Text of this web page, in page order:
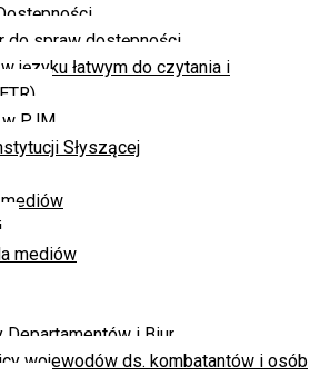
do spraw dostępności
języku łatwym do czytania i
w PJM
Słyszącej
mediów
Departamentów i Biur
wojewodów ds. kombatantów i osób